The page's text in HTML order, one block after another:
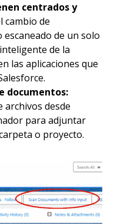
centrados y
cambio de
de un solo
de la
las aplicaciones que
documentos:
desde
para adjuntar
o proyecto.